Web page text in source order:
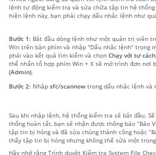
lệnh tự động kiểm tra và sửa chữa tập tin hệ
hiện lệnh này, bạn phải chạy dấu nhắc lệnh như
Bước 1: Bắt đầu dòng lệnh như một quản trị viên
Win trên bàn phím và nhập "Dấu nhắc lệnh" trong
phải vào kết quả tìm kiếm và chọn Chạy với tư
thể nhấn tổ hợp phím Win + X sẽ mở trình đơn nơi
(Admin).
Bước 2: Nhập sfc/scannow trong dấu nhắc lệnh và
Sau khi nhập lệnh, hệ thống kiểm tra sẽ bắt đầu.
thống hoàn tất, bạn sẽ nhận được thông báo “Bảo
tập tin bị hỏng và đã sửa chúng thành công hoặc
thấy tập tin bị hỏng nhưng không thể sửa một trong
Hãy nhớ rằng Trình duyệt Kiểm tra System File